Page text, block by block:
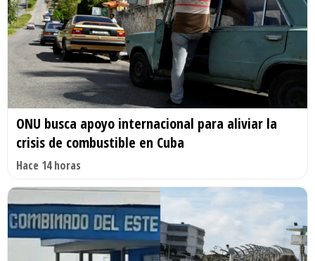
ONU busca apoyo internacional para aliviar la
crisis de combustible en Cuba
Hace 14 horas